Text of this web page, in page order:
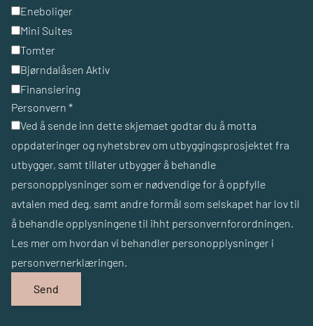
Eneboliger
Mini Suites
Tomter
Bjørndalåsen Aktiv
Finansiering
Personvern *
Ved å sende inn dette skjemaet godtar du å motta
oppdateringer og nyhetsbrev om utbyggingsprosjektet fra
utbygger, samt tillater utbygger å behandle
personopplysninger som er nødvendige for å oppfylle
avtalen med deg, samt andre formål som selskapet har lov til
å behandle opplysningene til ihht personvernforordningen.
Les mer om hvordan vi behandler personopplysninger i
personvernerklæringen.
Send